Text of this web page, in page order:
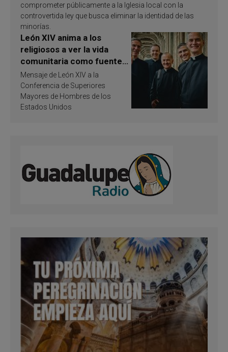
comprometer públicamente a la Iglesia local con la
controvertida ley que busca eliminar la identidad de las
minorías.
León XIV anima a los
religiosos a ver la vida
comunitaria como fuente
de inspiración y
santificación
Mensaje de León XIV a la
Conferencia de Superiores
Mayores de Hombres de los
Estados Unidos